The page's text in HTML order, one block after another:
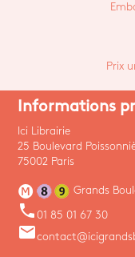
Prix
Informations
Ici Librairie
25 Boulevard
75002 Paris
Grands
phone 01 85 01 67 30
email